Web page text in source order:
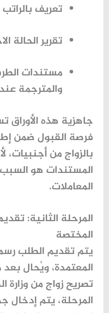
تعريف
تقرير الحالة
مستندات
والمترجمة
جاهزية هذه الأوراق
فرصة القبول ضمن
بالزواج من أجنبيات،
المستندات هو
المعاملات.
المرحلة الثانية:
المختصة
يتم تقديم الطلب
المعتمدة، ويُحال
تصريح زواج من وزارة
المرحلة، يتم إدخال